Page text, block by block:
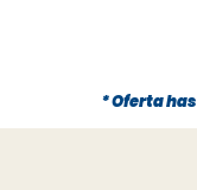
* Oferta